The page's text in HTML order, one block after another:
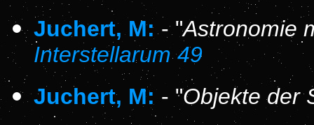
Juchert, M:- "Astronomie
Interstellarum 49
Juchert, M:- "Objekte der